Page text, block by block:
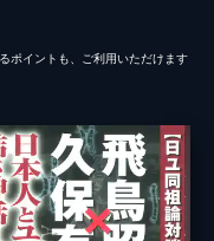
ポイントも、ご利⽤いただけます